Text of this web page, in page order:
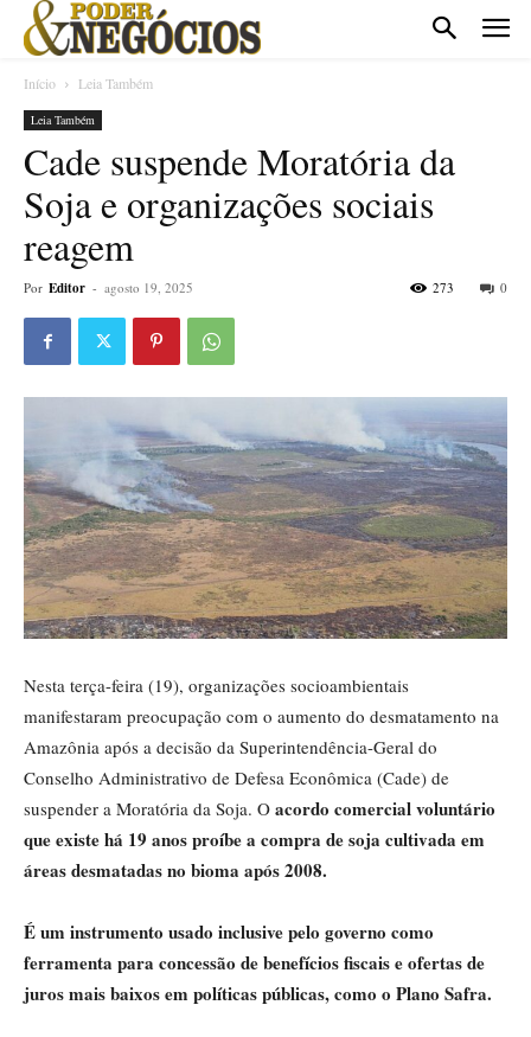
Início Leia Também
Leia Também
Cade suspende Moratória da
Soja e organizações sociais
reagem
Por Editor - agosto 19, 2025 0
273
Nesta terça-feira (19), organizações socioambientais
manifestaram preocupação com o aumento do desmatamento na
Amazônia após a decisão da Superintendência-Geral do
Conselho Administrativo de Defesa Econômica (Cade) de
suspender a Moratória da Soja. O acordo comercial voluntário
que existe há 19 anos proíbe a compra de soja cultivada em
áreas desmatadas no bioma após 2008.
É um instrumento usado inclusive pelo governo como
ferramenta para concessão de benefícios fiscais e ofertas de
juros mais baixos em políticas públicas, como o Plano Safra.